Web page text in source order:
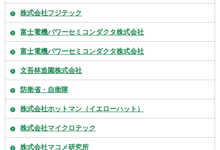
株式会社フジテック
富士電機パワーセミコンダクタ株式会社
富士電機パワーセミコンダクタ株式会社
文吾林造園株式会社
防衛省・自衛隊
株式会社ホットマン（イエローハット）
株式会社マイクロテック
株式会社マコメ研究所